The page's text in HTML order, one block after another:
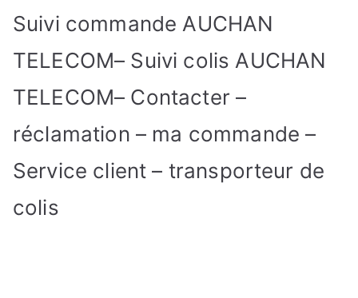
Suivi commande AUCHAN
TELECOM– Suivi colis AUCHAN
TELECOM– Contacter –
réclamation – ma commande –
Service client – transporteur de
colis